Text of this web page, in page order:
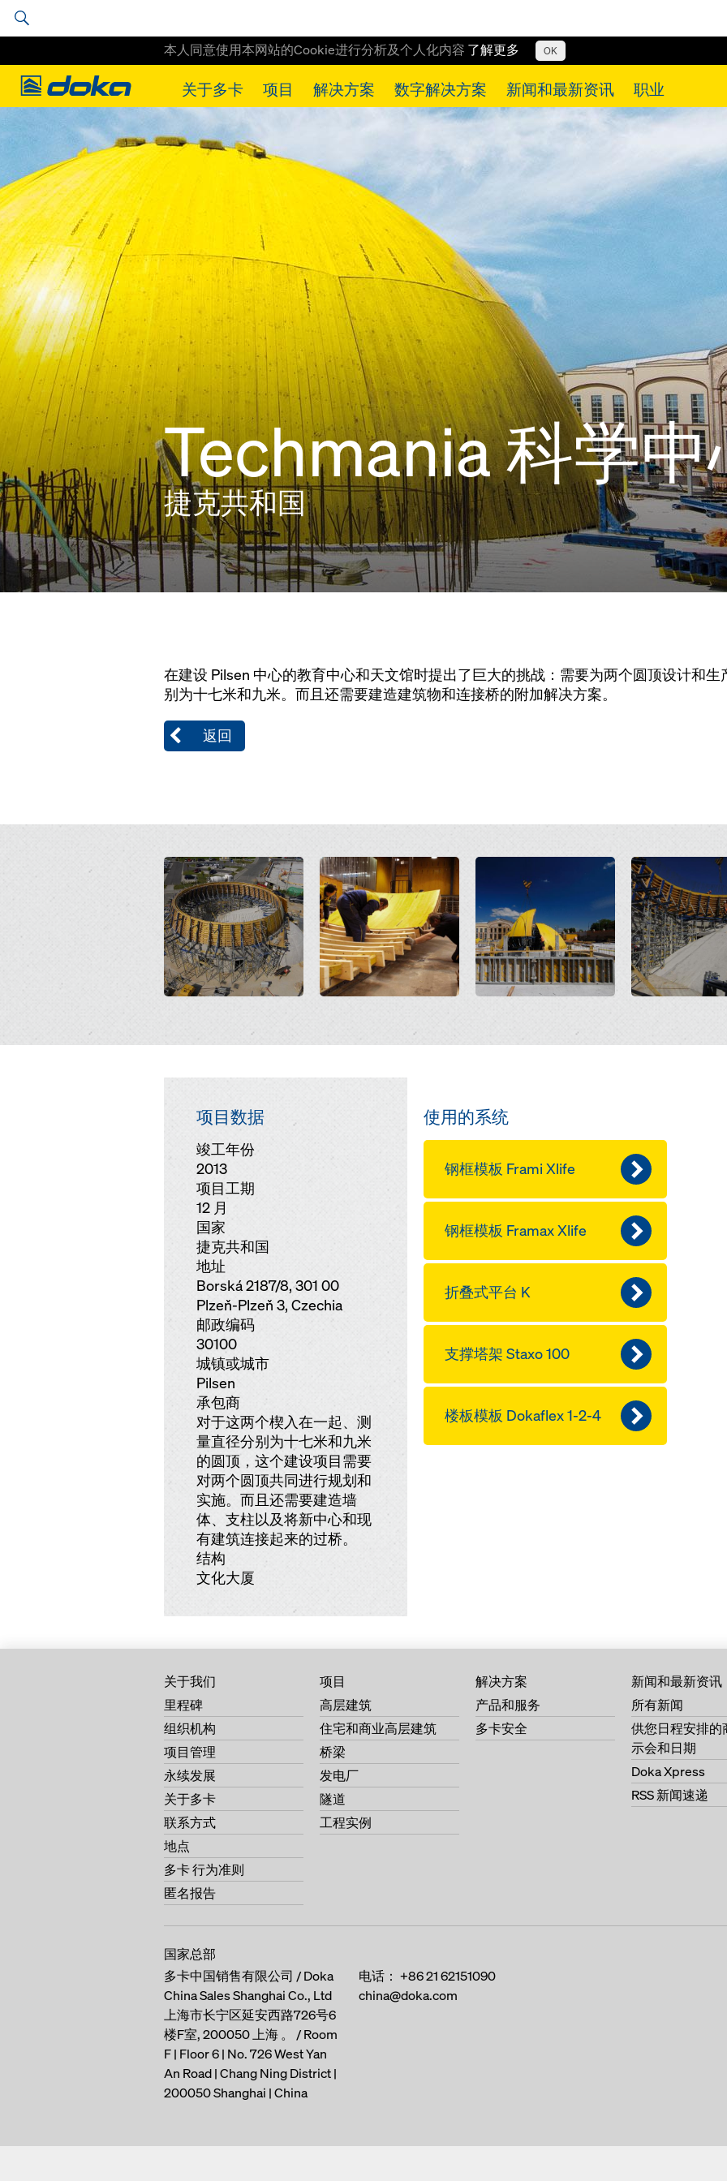
本人同意使用本网站的Cookie进行分析及个人化内容 了解更多 OK
Doka
关于多卡 项目 解决方案 数字解决方案 新闻和最新资讯 职业
Doka 工程实例 CZ_Techmania
Techmania 科学
捷克共和国
在建设 Pilsen 中心的教育中心和天文馆时提出了巨大的挑战：需要为两个圆顶设计和
别为十七米和九米。而且还需要建造建筑物和连接桥的附加解决方案。
返回
Open Open Open Open
项目数据
竣工年份
2013
项目工期
12 月
国家
捷克共和国
地址
Borská 2187/8, 301 00
Plzeň-Plzeň 3, Czechia
邮政编码
30100
城镇或城市
Pilsen
承包商
对于这两个楔入在一起、测
量直径分别为十七米和九米
的圆顶，这个建设项目需要
对两个圆顶共同进行规划和
实施。而且还需要建造墙
体、支柱以及将新中心和现
有建筑连接起来的过桥。
结构
文化大厦
使用的系统
钢框模板 Frami Xlife
钢框模板 Framax Xlife
折叠式平台 K
支撑塔架 Staxo 100
楼板模板 Dokaflex 1-2-4
关于我们
里程碑
组织机构
项目管理
永续发展
关于多卡
联系方式
地点
多卡 行为准则
匿名报告
项目
高层建筑
住宅和商业高层建筑
桥梁
发电厂
隧道
工程实例
解决方案
产品和服务
多卡安全
新闻和最新资讯
所有新闻
供您日程安排的
示会和日期
Doka Xpress
RSS 新闻速递
国家总部
多卡中国销售有限公司 / Doka
China Sales Shanghai Co., Ltd
上海市长宁区延安西路726号6
楼F室, 200050 上海 。 / Room
F | Floor 6 | No. 726 West Yan
An Road | Chang Ning District |
200050 Shanghai | China
电话： +86 21 62151090
china@doka.com